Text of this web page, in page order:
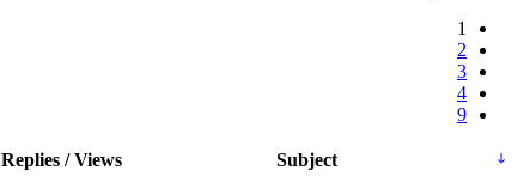
1
2
3
4
9
Subject
Replies / Views